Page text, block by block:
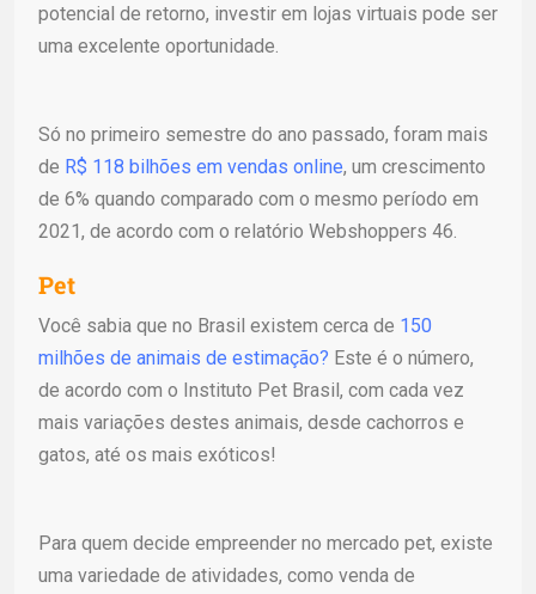
potencial de retorno, investir em lojas virtuais pode ser
uma excelente oportunidade.
Só no primeiro semestre do ano passado, foram mais
de R$ 118 bilhões em vendas online, um crescimento
de 6% quando comparado com o mesmo período em
2021, de acordo com o relatório Webshoppers 46.
Pet
Você sabia que no Brasil existem cerca de 150
milhões de animais de estimação? Este é o número,
de acordo com o Instituto Pet Brasil, com cada vez
mais variações destes animais, desde cachorros e
gatos, até os mais exóticos!
Para quem decide empreender no mercado pet, existe
uma variedade de atividades, como venda de